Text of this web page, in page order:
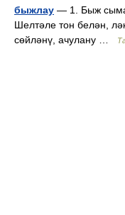
быжлау — 1. Быж
Шелтәле тон белән,
сөйләнү, ачулану …